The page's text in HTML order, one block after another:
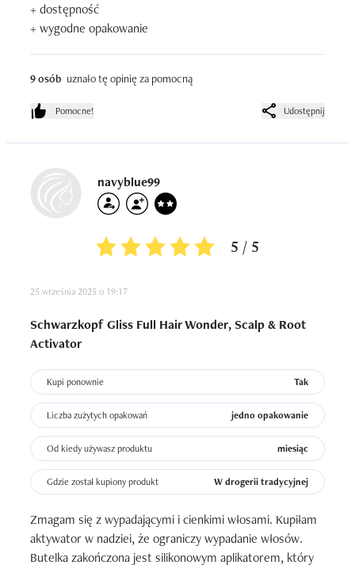
+ dostępność
+ wygodne opakowanie
9 osób uznało tę opinię za pomocną
Pomocne! Udostępnij
navyblue99
5 / 5
25 września 2025 o 19:17
Schwarzkopf Gliss Full Hair Wonder, Scalp & Root
Activator
Kupi ponownie Tak
Liczba zużytych opakowań jedno opakowanie
Od kiedy używasz produktu miesiąc
Gdzie został kupiony produkt W drogerii tradycyjnej
Zmagam się z wypadającymi i cienkimi włosami. Kupiłam
aktywator w nadziei, że ograniczy wypadanie włosów.
Butelka zakończona jest silikonowym aplikatorem, który